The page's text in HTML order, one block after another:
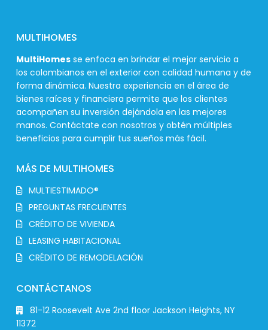
MULTIHOMES
MultiHomes se enfoca en brindar el mejor servicio a
los colombianos en el exterior con calidad humana y de
forma dinámica. Nuestra experiencia en el área de
bienes raíces y financiera permite que los clientes
acompañen su inversión dejándola en las mejores
manos. Contáctate con nosotros y obtén múltiples
beneficios para cumplir tus sueños más fácil.
MÁS DE MULTIHOMES
MULTIESTIMADO®
PREGUNTAS FRECUENTES
CRÉDITO DE VIVIENDA
LEASING HABITACIONAL
CRÉDITO DE REMODELACIÓN
CONTÁCTANOS
81-12 Roosevelt Ave 2nd floor Jackson Heights, NY
11372